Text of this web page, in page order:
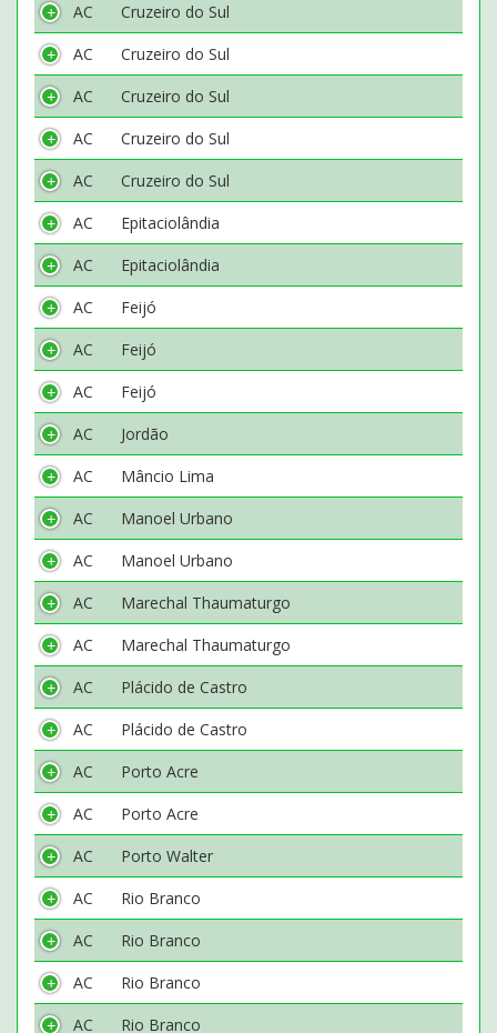
AC
Cruzeiro do Sul
AC
Cruzeiro do Sul
AC
Cruzeiro do Sul
AC
Cruzeiro do Sul
AC
Cruzeiro do Sul
AC
Epitaciolândia
AC
Epitaciolândia
AC
Feijó
AC
Feijó
AC
Feijó
AC
Jordão
AC
Mâncio Lima
AC
Manoel Urbano
AC
Manoel Urbano
AC
Marechal Thaumaturgo
AC
Marechal Thaumaturgo
AC
Plácido de Castro
AC
Plácido de Castro
AC
Porto Acre
AC
Porto Acre
AC
Porto Walter
AC
Rio Branco
AC
Rio Branco
AC
Rio Branco
AC
Rio Branco